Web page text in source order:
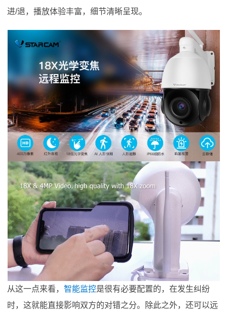
进/退，播放体验丰富，细节清晰呈现。
从这一点来看，智能监控是很有必要配置的，在发生纠纷
时，这就能直接影响双方的对错之分。除此之外，还可以远